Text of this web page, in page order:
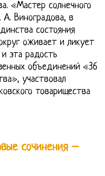
«Мастер солнечного
А. Виноградова, в
состояния
оживает и ликует
эта радость
объединений «36
участвовал
товарищества
сочинения –